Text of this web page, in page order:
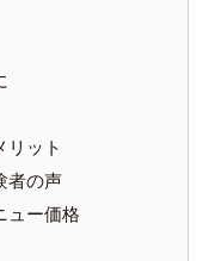
リット
者の声
ュー価格